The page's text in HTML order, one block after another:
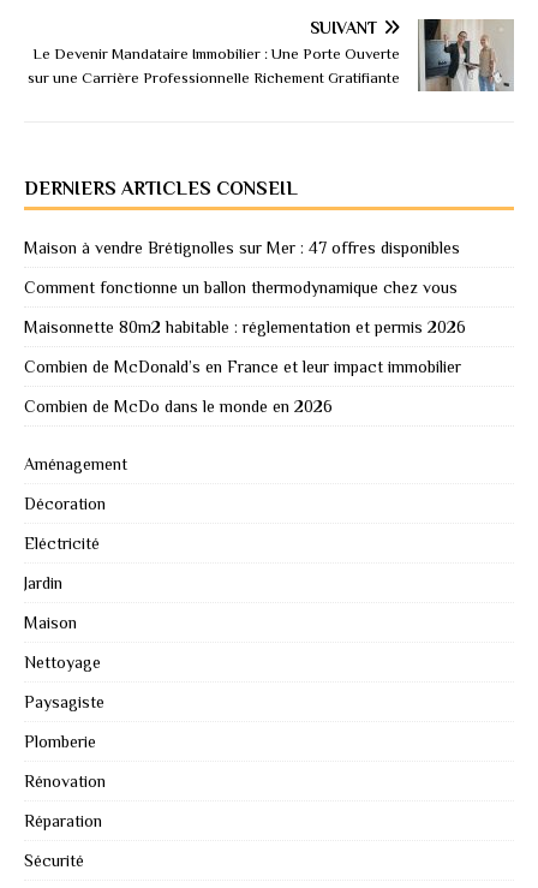
SUIVANT
Le Devenir Mandataire Immobilier : Une Porte Ouverte
sur une Carrière Professionnelle Richement Gratifiante
DERNIERS ARTICLES CONSEIL
Maison à vendre Brétignolles sur Mer : 47 offres disponibles
Comment fonctionne un ballon thermodynamique chez vous
Maisonnette 80m2 habitable : réglementation et permis 2026
Combien de McDonald’s en France et leur impact immobilier
Combien de McDo dans le monde en 2026
Aménagement
Décoration
Eléctricité
Jardin
Maison
Nettoyage
Paysagiste
Plomberie
Rénovation
Réparation
Sécurité